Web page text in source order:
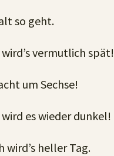
so geht.
vermutlich spät!
um Sechse!
es wieder dunkel!
wird’s heller Tag.